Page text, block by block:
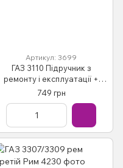
Артикул: 3699
ГАЗ 3110 Підручник з
ремонту і експлуатації +
кольорові схеми
749 грн